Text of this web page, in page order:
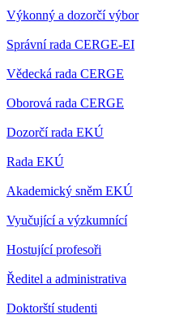
Výkonný a dozorčí výbor
Správní rada CERGE-EI
Vědecká rada CERGE
Oborová rada CERGE
Dozorčí rada EKÚ
Rada EKÚ
Akademický sněm EKÚ
Vyučující a výzkumnící
Hostující profesoři
Ředitel a administrativa
Doktorští studenti